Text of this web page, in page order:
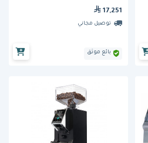
مم وباب للقاعدة المفتوحة
17,251
توصيل مجاني
بائع موثق